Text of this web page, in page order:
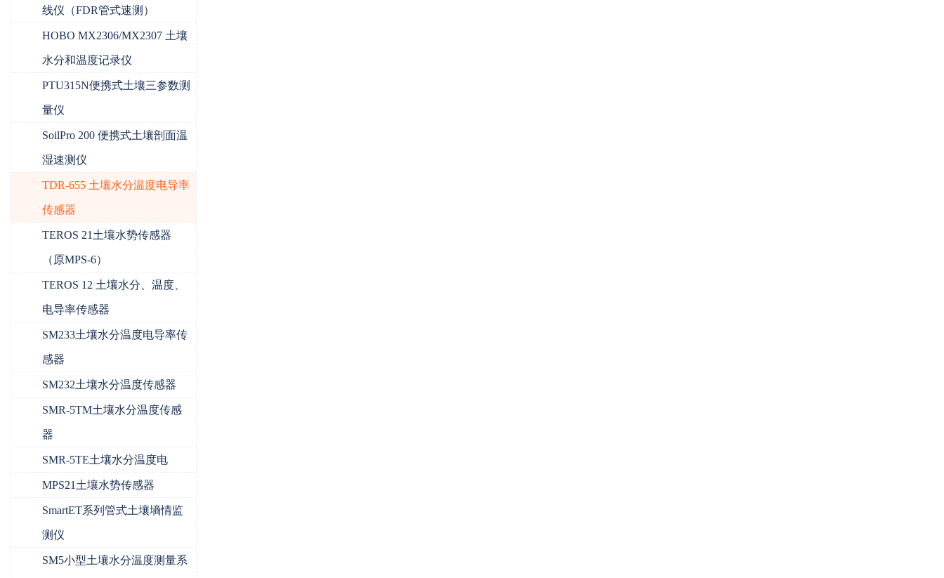
线仪（FDR管式速测）
HOBO MX2306/MX2307 土壤
水分和温度记录仪
PTU315N便携式土壤三参数测
量仪
SoilPro 200 便携式土壤剖面温
湿速测仪
TDR-655 土壤水分温度电导率
传感器
TEROS 21土壤水势传感器
（原MPS-6）
TEROS 12 土壤水分、温度、
电导率传感器
SM233土壤水分温度电导率传
感器
SM232土壤水分温度传感器
SMR-5TM土壤水分温度传感
器
SMR-5TE土壤水分温度电
MPS21土壤水势传感器
SmartET系列管式土壤墒情监
测仪
SM5小型土壤水分温度测量系